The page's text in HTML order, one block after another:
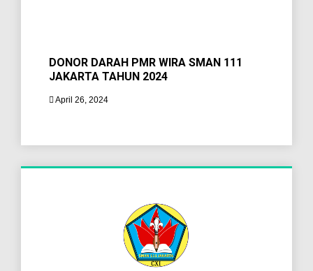
DONOR DARAH PMR WIRA SMAN 111
JAKARTA TAHUN 2024
April 26, 2024